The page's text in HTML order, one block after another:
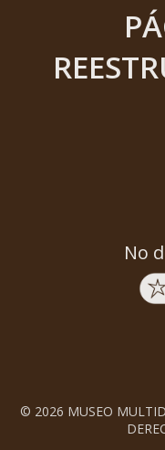
No
© 2026 MUSEO